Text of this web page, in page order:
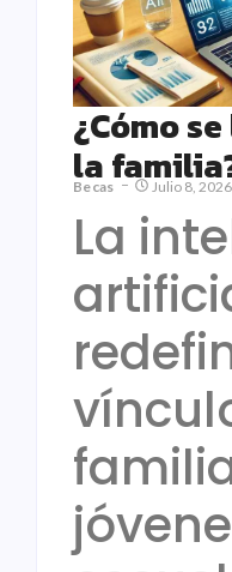
¿Cómo
la
Becas Julio 8, 2026
La